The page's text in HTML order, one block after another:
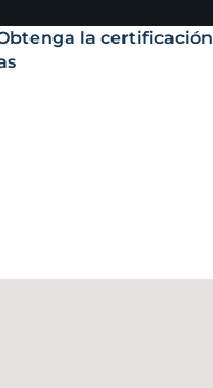
la certificación